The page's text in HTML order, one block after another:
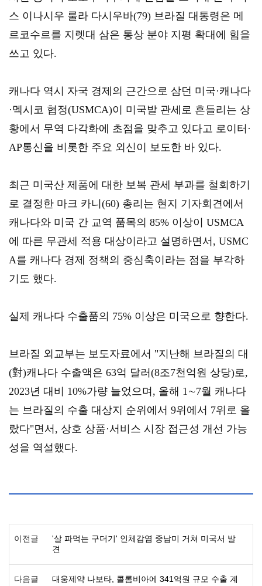
스 이나시우 룰라 다시우바(79) 브라질 대통령은 메
르코수르를 지렛대 삼은 통상 분야 지평 확대에 힘을
쓰고 있다.
캐나다 역시 자국 경제의 근간으로 삼던 미국·캐나다
·멕시코 협정(USMCA)이 미국발 관세로 흔들리는 상
황에서 무역 다각화에 초점을 맞추고 있다고 로이터·
AP통신을 비롯한 주요 외신이 보도한 바 있다.
최근 미국산 제품에 대한 보복 관세 부과를 철회하기
로 결정한 마크 카니(60) 총리는 현지 기자회견에서
캐나다와 미국 간 교역 품목의 85% 이상이 USMCA
에 따른 무관세 적용 대상이라고 설명하면서, USMC
A를 캐나다 경제 정책의 중심축이라는 점을 부각하
기도 했다.
실제 캐나다 수출품의 75% 이상은 미국으로 향한다.
브라질 외교부는 보도자료에서 "지난해 브라질의 대
(對)캐나다 수출액은 63억 달러(8조7천억원 상당)로,
2023년 대비 10%가량 늘었으며, 올해 1∼7월 캐나다
는 브라질의 수출 대상지 순위에서 9위에서 7위로 올
랐다"면서, 상호 상품·서비스 시장 접근성 개선 가능
성을 역설했다.
이전글
'살 파먹는 구더기' 인체감염 중남미 거쳐 미국서 발
견
다음글
대웅제약 나보타, 콜롬비아에 341억원 규모 수출 계